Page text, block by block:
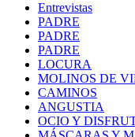
Entrevistas
PADRE
PADRE
PADRE
LOCURA
MOLINOS DE
CAMINOS
ANGUSTIA
OCIO Y